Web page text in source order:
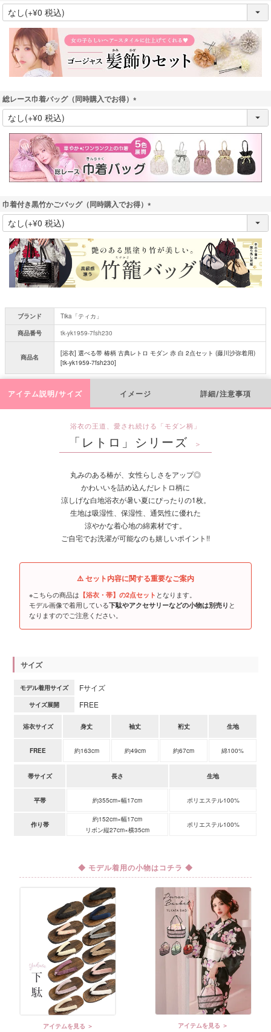
(
必
)
総レース巾着バッグ（同時購入でお得）
(
必
須
)
巾着付き黒竹かごバッグ（同時購入でお得）
(
必
)
ブランド
Tika「ティカ」
商品番号
tk-yk1959-7fsh230
商品名
[浴衣] 選べる帯 椿柄 古典レトロ モダン 赤 白 2点セット (藤川沙弥着用)
[tk-yk1959-7fsh230]
アイテム説明/サイズ イメージ 詳細/注意事項
浴衣の王道、愛され続ける「モダン柄」
「レトロ」シリーズ ＞
丸みのある椿が、女性らしさをアップ◎
かわいいを詰め込んだレトロ柄に
涼しげな白地浴衣が暑い夏にぴったりの1枚。
生地は吸湿性、保湿性、通気性に優れた
涼やかな着心地の綿素材です。
ご自宅でお洗濯が可能なのも嬉しいポイント!!
⚠️ セット内容に関する重要なご案内
※こちらの商品は 【浴衣・帯】の2点セット となります。
モデル画像で着用している下駄やアクセサリーなどの小物は別売り と
なりますのでご注意ください。
サイズ
モデル着用サイズ Fサイズ
サイズ展開 FREE
浴衣サイズ 身丈 袖丈 裄丈 生地
FREE 約163cm 約49cm 約67cm 綿100%
帯サイズ 長さ 生地
平帯 約355cm×幅17cm ポリエステル100%
作り帯
約152cm×幅17cm
リボン縦27cm×横35cm
ポリエステル100%
◆ モデル着用の小物はコチラ ◆
アイテムを見る ＞ アイテムを見る ＞